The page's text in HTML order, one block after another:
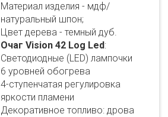
Материал изделия - мдф/
натуральный шпон;
Цвет дерева - темный дуб.
Очаг Vision 42 Log Led:
Светодиодные (LED) лампочки
6 уровней обогрева
4-ступенчатая регулировка
яркости пламени
Декоративное топливо: дрова